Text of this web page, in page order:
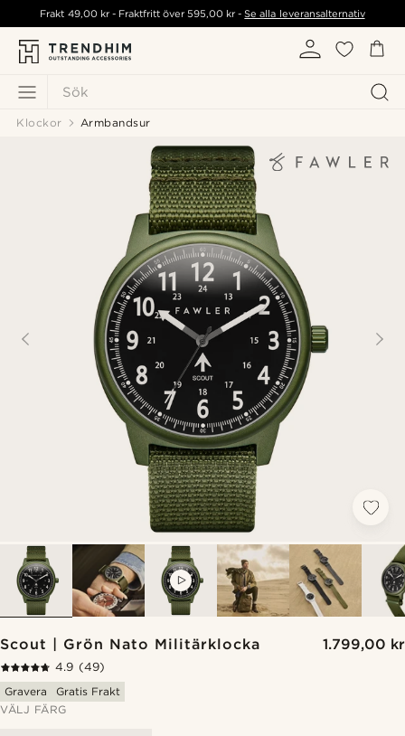
Sök
Frakt 49,00 kr- Fraktfritt över595,00 kr -Se alla leveransalternativ
Klockor Armbandsur
Scout | Grön Nato Militärklocka 1.799,00 kr
4.9 (49)
Gravera
Gratis Frakt
VÄLJ FÄRG